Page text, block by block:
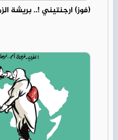
(فوز) ارجنتيني !.. بريشة